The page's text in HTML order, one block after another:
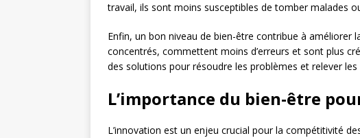
travail, ils sont moins susceptibles de tomber malades
Enfin, un bon niveau de bien-être contribue à améliorer
concentrés, commettent moins d’erreurs et sont plus
des solutions pour résoudre les problèmes et relever
L’importance du bien-être
L’innovation est un enjeu crucial pour la compétitivité